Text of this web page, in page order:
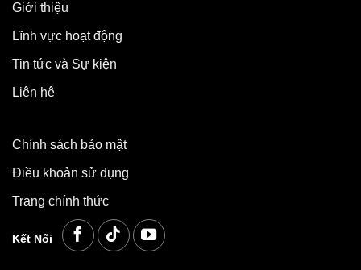
Giới thiệu
Lĩnh vực hoạt động
Tin tức và Sự kiện
Liên hệ
Chính sách bảo mật
Điều khoản sử dụng
Trang chính thức
Kết Nối